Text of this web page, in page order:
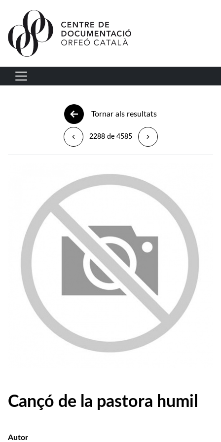
Vés al contingut
Navegació principal
Tornar als resultats
2288 de 4585
Cançó de la pastora humil
Autor